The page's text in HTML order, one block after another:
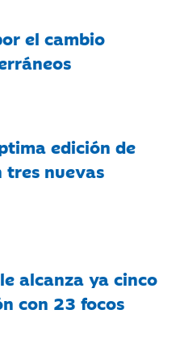
el cambio
edición de
tres nuevas
alcanza ya cinco
con 23 focos